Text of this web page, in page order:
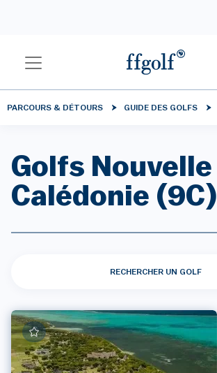
PARCOURS & DÉTOURS GUIDE DES GOLFS
Golfs Nouvelle
Calédonie (9C)
RECHERCHER UN GOLF